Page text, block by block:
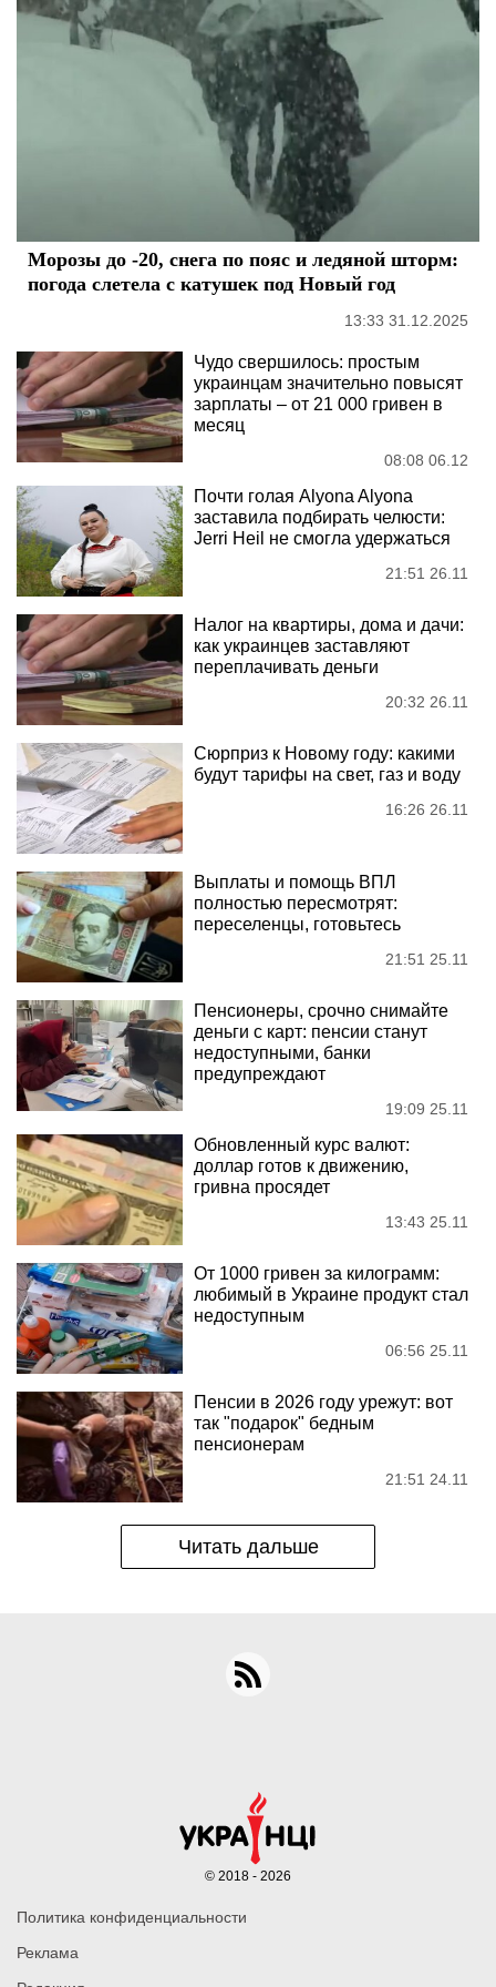
Морозы до -20, снега по пояс и ледяной шторм:
погода слетела с катушек под Новый год
13:33 31.12.2025
Чудо свершилось: простым
украинцам значительно повысят
зарплаты – от 21 000 гривен в
месяц
08:08 06.12
Почти голая Alyona Alyona
заставила подбирать челюсти:
Jerri Heil не смогла удержаться
21:51 26.11
Налог на квартиры, дома и дачи:
как украинцев заставляют
переплачивать деньги
20:32 26.11
Сюрприз к Новому году: какими
будут тарифы на свет, газ и воду
16:26 26.11
Выплаты и помощь ВПЛ
полностью пересмотрят:
переселенцы, готовьтесь
21:51 25.11
Пенсионеры, срочно снимайте
деньги с карт: пенсии станут
недоступными, банки
предупреждают
19:09 25.11
Обновленный курс валют:
доллар готов к движению,
гривна просядет
13:43 25.11
От 1000 гривен за килограмм:
любимый в Украине продукт стал
недоступным
06:56 25.11
Пенсии в 2026 году урежут: вот
так "подарок" бедным
пенсионерам
21:51 24.11
Читать дальше
Политика конфиденциальности
Реклама
© 2018 - 2026